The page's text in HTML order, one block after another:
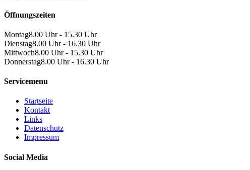
Öffnungszeiten
Montag8.00 Uhr - 15.30 Uhr
Dienstag8.00 Uhr - 16.30 Uhr
Mittwoch8.00 Uhr - 15.30 Uhr
Donnerstag8.00 Uhr - 16.30 Uhr
Servicemenu
Startseite
Kontakt
Links
Datenschutz
Impressum
Social Media